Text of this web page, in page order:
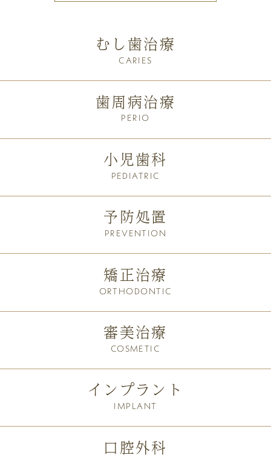
むし歯治療
CARIES
歯周病治療
PERIO
小児歯科
PEDIATRIC
予防処置
PREVENTION
矯正治療
ORTHODONTIC
審美治療
COSMETIC
インプラント
IMPLANT
口腔外科